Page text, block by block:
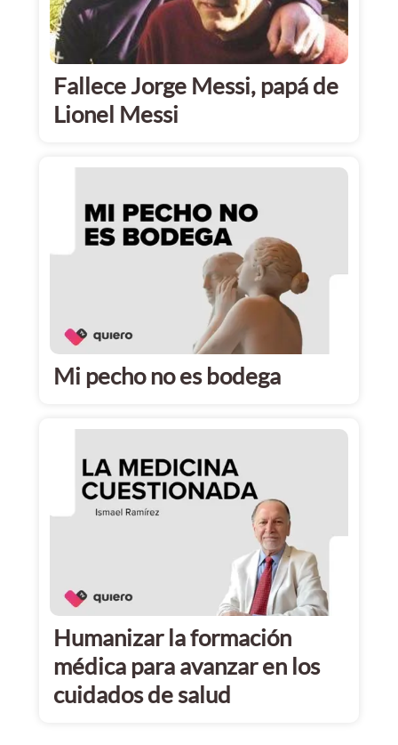
Fallece Jorge Messi, papá de
Lionel Messi
Mi pecho no es bodega
Humanizar la formación
médica para avanzar en los
cuidados de salud